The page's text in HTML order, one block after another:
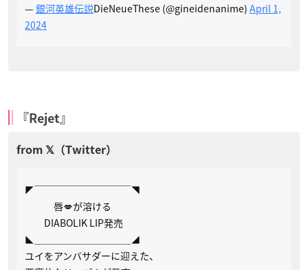
— 銀河英雄伝説DieNeueThese (@gineidenanime) April 1,
2024
『Rejet』
◤￣￣￣￣￣￣￣￣￣￣◥
唇💋が溶ける
DIABOLIK LIP発売
◣＿＿＿＿＿＿＿＿＿＿◢
ユイをアンバサダーに迎えた、